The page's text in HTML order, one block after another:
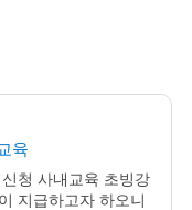
육
청 사내교육 초빙강
지급하고자 하오니